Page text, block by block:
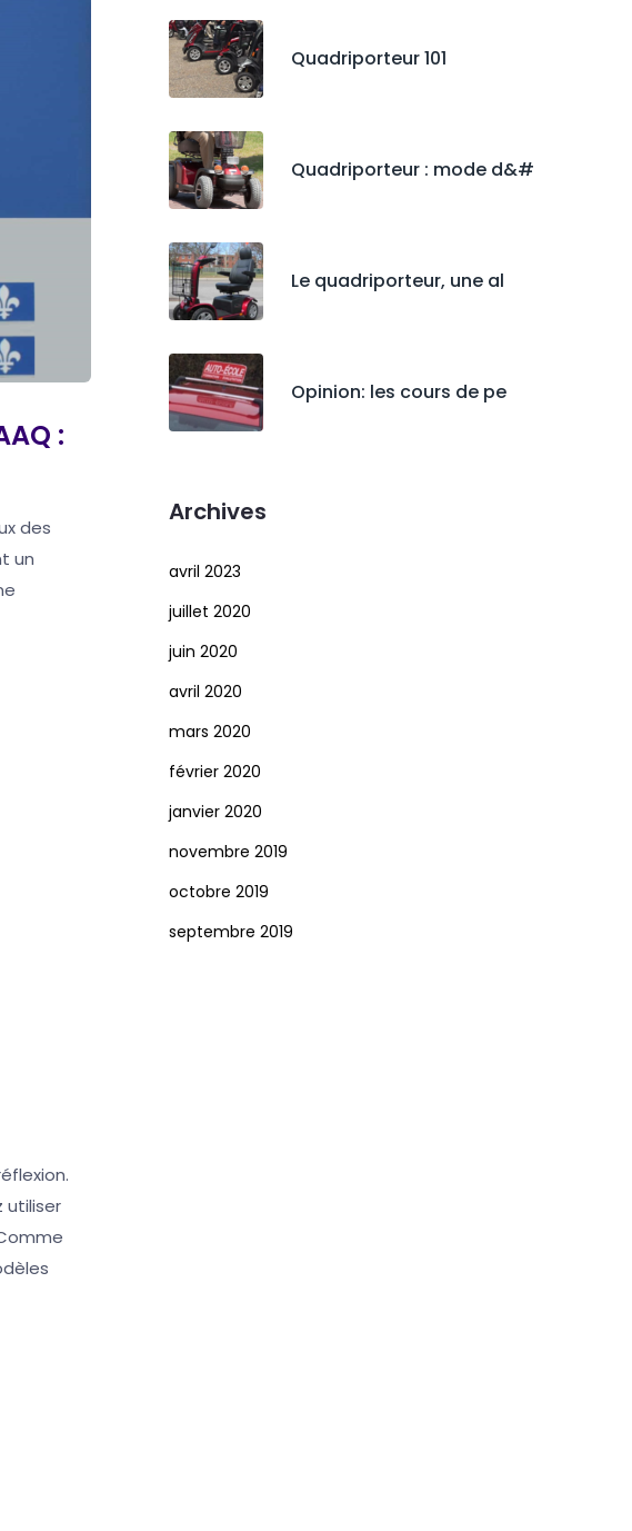
:
des
un
utiliser
Quadriporteur 101
Quadriporteur : mode d&#
Le quadriporteur, une al
Opinion: les cours de pe
Archives
avril 2023
juillet 2020
juin 2020
avril 2020
mars 2020
février 2020
janvier 2020
novembre 2019
octobre 2019
septembre 2019